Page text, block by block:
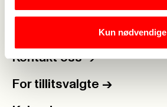
Kun nødvendige
->
Kontakt oss ->
For tillitsvalgte ->